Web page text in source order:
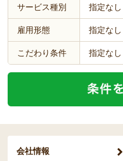
サービス種別 指定なし
雇用形態 指定なし
こだわり条件 指定なし
会社情報